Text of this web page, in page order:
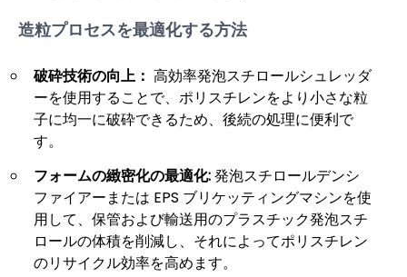
造粒プロセスを最適化する方法
破砕技術の向上： 高効率発泡スチロールシュレッダ
ーを使用することで、ポリスチレンをより小さな粒
子に均一に破砕できるため、後続の処理に便利で
す。
フォームの緻密化の最適化:発泡スチロールデンシ
ファイアーまたは EPS ブリケッティングマシンを使
用して、保管および輸送用のプラスチック発泡スチ
ロールの体積を削減し、それによってポリスチレン
のリサイクル効率を高めます。